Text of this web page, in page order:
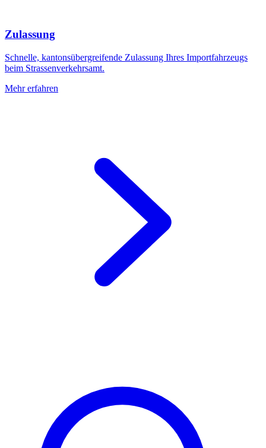
Zulassung
Schnelle, kantonsübergreifende Zulassung Ihres Importfahrzeugs
beim Strassenverkehrsamt.
Mehr erfahren